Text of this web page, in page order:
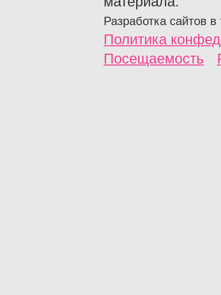
Разработка сайтов в
Политика
Посещаемость